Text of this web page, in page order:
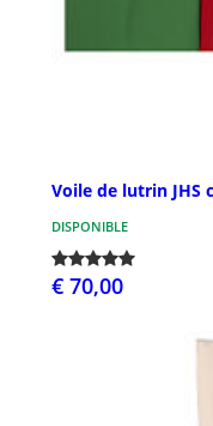
Voile de lutrin JHS
DISPONIBLE
€ 70,00